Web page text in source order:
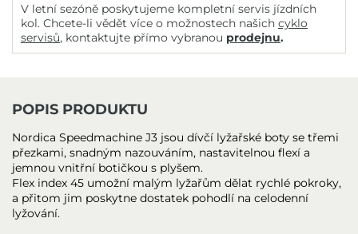
V letní sezóně poskytujeme kompletní servis jízdních
kol. Chcete-li vědět více o možnostech našich cyklo
servisů, kontaktujte přímo vybranou prodejnu.
POPIS PRODUKTU
Nordica Speedmachine J3 jsou dívčí lyžařské boty se třemi
přezkami, snadným nazouváním, nastavitelnou flexí a
jemnou vnitřní botičkou s plyšem.
Flex index 45 umožní malým lyžařům dělat rychlé pokroky,
a přitom jim poskytne dostatek pohodlí na celodenní
lyžování.